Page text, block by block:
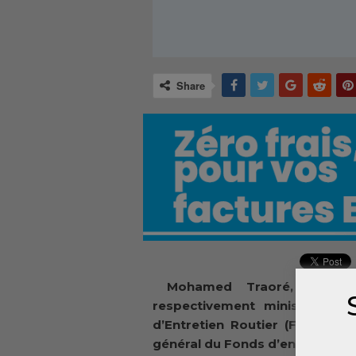
Share
Mohamed Traoré, Elhadj
respectivement ministre
d’Entretien Routier (FER),
général du Fonds d’entretien